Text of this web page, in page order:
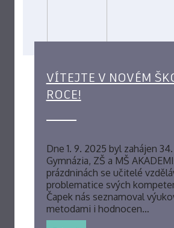
VÍTEJTE V NOVÉM
ROCE!
Dne 1. 9. 2025 byl zahájen
Gymnázia, ZŠ a MŠ
prázdninách se učitelé
problematice svých
Čapek nás seznamoval
metodami i hodnocen…